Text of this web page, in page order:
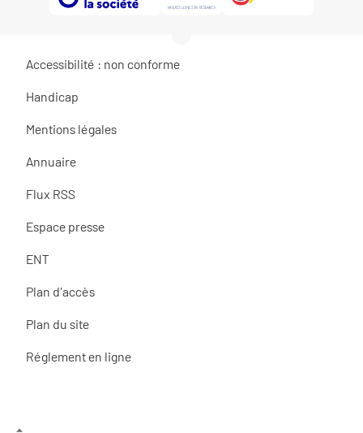
Accessibilité : non conforme
Handicap
Mentions légales
Annuaire
Flux RSS
Espace presse
ENT
Plan d'accès
Plan du site
Réglement en ligne